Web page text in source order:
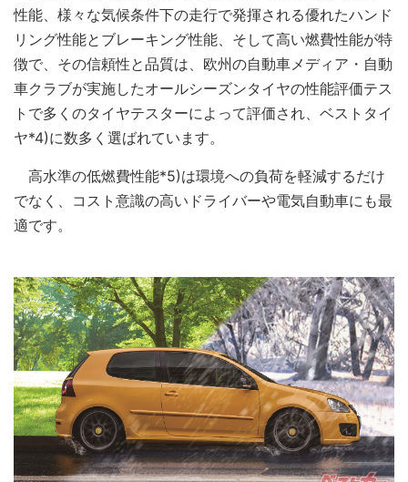
性能、様々な気候条件下の走行で発揮される優れたハンド
リング性能とブレーキング性能、そして高い燃費性能が特
徴で、その信頼性と品質は、欧州の自動車メディア・自動
車クラブが実施したオールシーズンタイヤの性能評価テス
トで多くのタイヤテスターによって評価され、ベストタイ
ヤ*4)に数多く選ばれています。
高水準の低燃費性能*5)は環境への負荷を軽減するだけ
でなく、コスト意識の高いドライバーや電気自動車にも最
適です。